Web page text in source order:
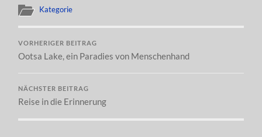
Kategorie
VORHERIGER BEITRAG
Ootsa Lake, ein Paradies von Menschenhand
NÄCHSTER BEITRAG
Reise in die Erinnerung